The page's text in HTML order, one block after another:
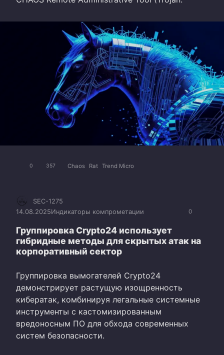
0 357 Chaos Rat Trend Micro
0
SEC-1275
14.08.2025Индикаторы компрометации
Группировка Crypto24 использует
гибридные методы для скрытых атак на
корпоративный сектор
Группировка вымогателей Crypto24
демонстрирует растущую изощренность
кибератак, комбинируя легальные системные
инструменты с кастомизированным
вредоносным ПО для обхода современных
систем безопасности.